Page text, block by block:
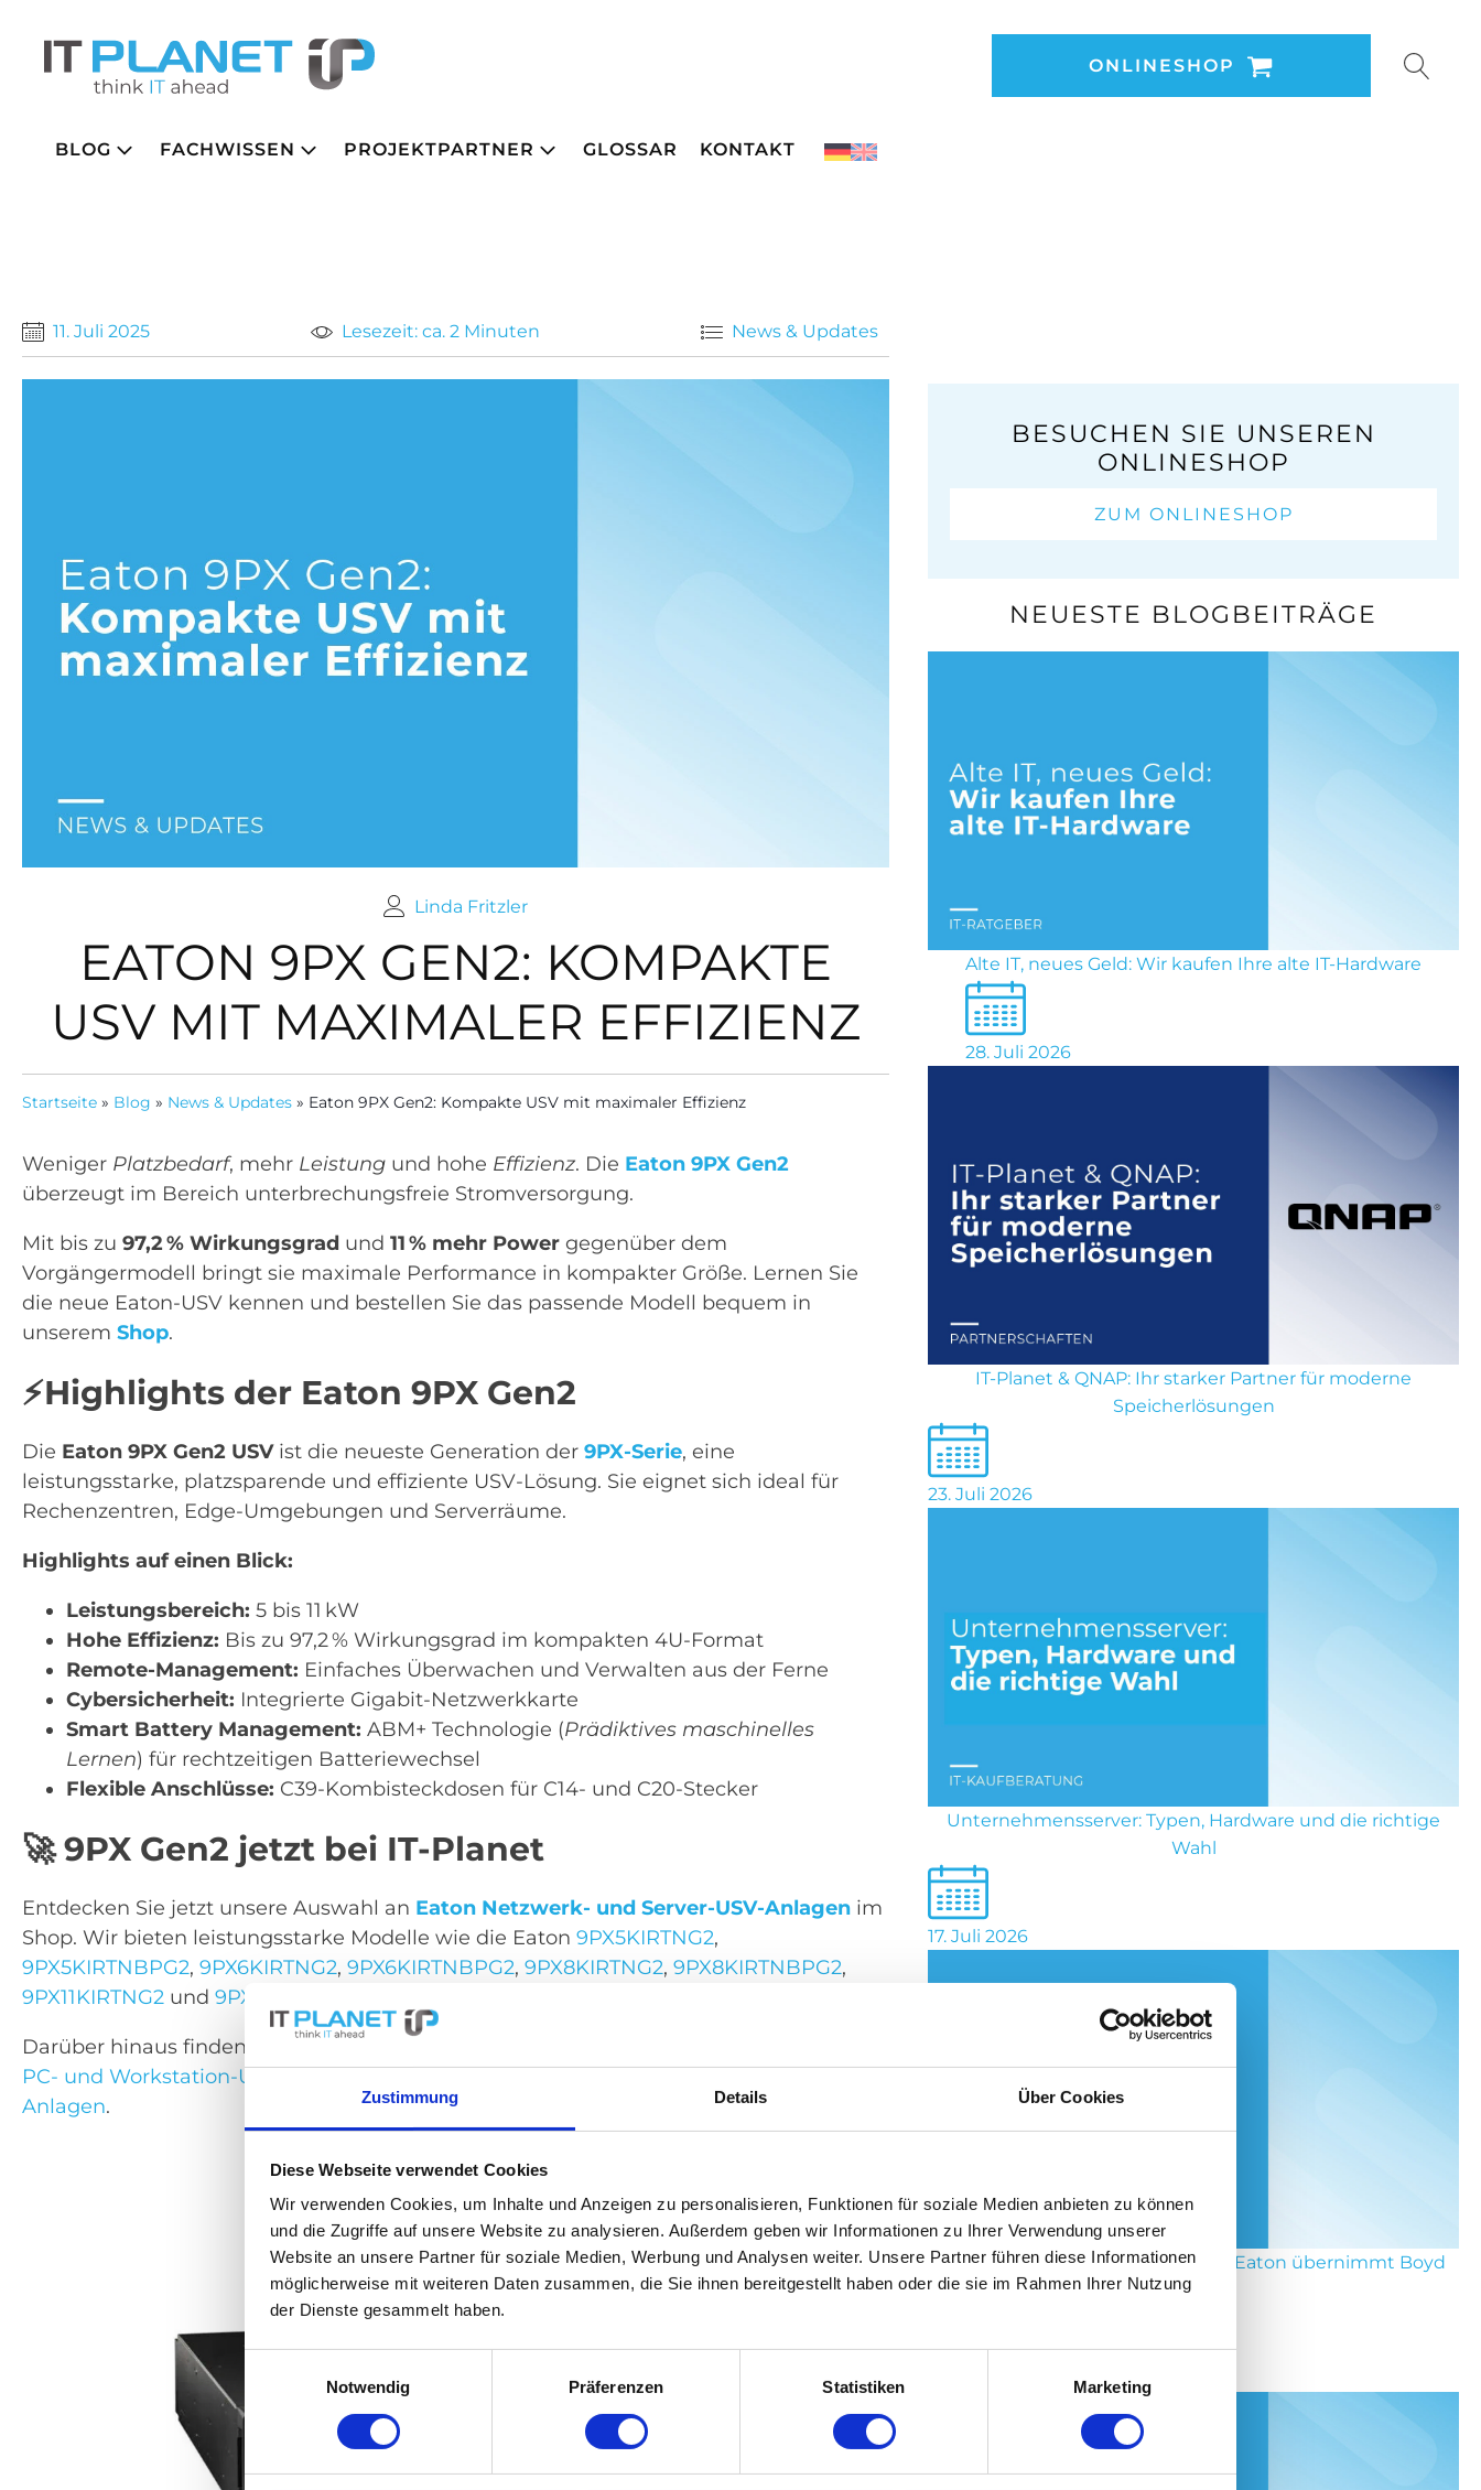
Zustimmung Details Über Cookies
Diese Webseite verwendet Cookies
Wir verwenden Cookies, um Inhalte und Anzeigen zu personalisieren, Funktionen für soziale Medien anbieten zu können
und die Zugriffe auf unsere Website zu analysieren. Außerdem geben wir Informationen zu Ihrer Verwendung unserer
Website an unsere Partner für soziale Medien, Werbung und Analysen weiter. Unsere Partner führen diese Informationen
möglicherweise mit weiteren Daten zusammen, die Sie ihnen bereitgestellt haben oder die sie im Rahmen Ihrer Nutzung
der Dienste gesammelt haben.
Notwendig
Präferenzen Statistiken Marketing
ONLINESHOP
BLOG FACHWISSEN PROJEKTPARTNER GLOSSAR KONTAKT
11. Juli 2025 Lesezeit: ca. 2 Minuten News & Updates
Linda Fritzler
EATON 9PX GEN2: KOMPAKTE
USV MIT MAXIMALER EFFIZIENZ
Startseite » Blog » News & Updates » Eaton 9PX Gen2: Kompakte USV mit maximaler Effizienz
Weniger Platzbedarf, mehr Leistung und hohe Effizienz. Die Eaton 9PX Gen2
überzeugt im Bereich unterbrechungsfreie Stromversorgung.
Mit bis zu 97,2 % Wirkungsgrad und 11 % mehr Power gegenüber dem
Vorgängermodell bringt sie maximale Performance in kompakter Größe. Lernen Sie
die neue Eaton-USV kennen und bestellen Sie das passende Modell bequem in
unserem Shop.
⚡Highlights der Eaton 9PX Gen2
Die Eaton 9PX Gen2 USVist die neueste Generation der 9PX-Serie, eine
leistungsstarke, platzsparende und effiziente USV-Lösung. Sie eignet sich ideal für
Rechenzentren, Edge-Umgebungen und Serverräume.
Highlights auf einen Blick:
Leistungsbereich: 5 bis 11 kW
Hohe Effizienz: Bis zu 97,2 % Wirkungsgrad im kompakten 4U-Format
Remote-Management: Einfaches Überwachen und Verwalten aus der Ferne
Cybersicherheit: Integrierte Gigabit-Netzwerkkarte
Smart Battery Management: ABM+ Technologie (Prädiktives maschinelles
Lernen) für rechtzeitigen Batteriewechsel
Flexible Anschlüsse: C39-Kombisteckdosen für C14- und C20-Stecker
🚀9PX Gen2 jetzt bei IT-Planet
Entdecken Sie jetzt unsere Auswahl an Eaton Netzwerk- und Server-USV-Anlagen im
Shop. Wir bieten leistungsstarke Modelle wie die Eaton 9PX5KIRTNG2,
9PX5KIRTNBPG2, 9PX6KIRTNG2, 9PX6KIRTNBPG2, 9PX8KIRTNG2, 9PX8KIRTNBPG2,
9PX11KIRTNG2 und 9PX11KIRTNBPG2
Darüber hinaus finden Sie bei uns auch weitere
PC- und Workstation-USVs
Anlagen.
BESUCHEN SIE UNSEREN
ONLINESHOP
ZUM ONLINESHOP
NEUESTE BLOGBEITRÄGE
Alte IT, neues Geld: Wir kaufen Ihre alte IT-Hardware
28. Juli 2026
IT-Planet & QNAP: Ihr starker Partner für moderne
Speicherlösungen
23. Juli 2026
Unternehmensserver: Typen, Hardware und die richtige
Wahl
17. Juli 2026
Von der Steckdose bis zum Chip: Eaton übernimmt Boyd
Thermal